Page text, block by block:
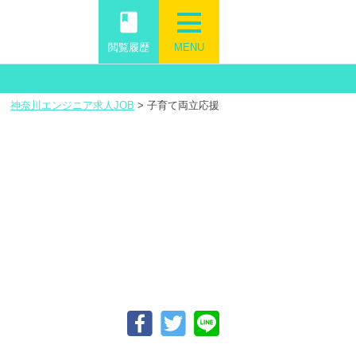
MENU
book
閲覧履歴
神奈川エンジニア求人JOB > 子育て両立応援